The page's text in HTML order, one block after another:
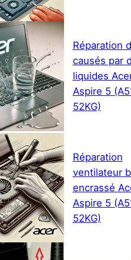
Réparation
causés par
liquides
Aspire 5
52KG)
Réparation
ventilateur
encrassé
Aspire 5
52KG)